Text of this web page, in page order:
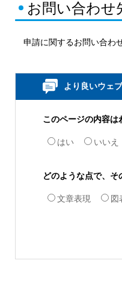
お問い合わせ
申請に関するお問い合わ
より良いウェ
このページの内容は
はい いいえ
どのような点で、
文章表現 図